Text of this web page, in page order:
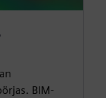
BIM-